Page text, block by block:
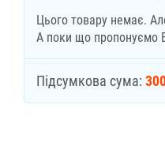
Цього товару немає.
А поки що пропонуємо
Підсумкова сума: